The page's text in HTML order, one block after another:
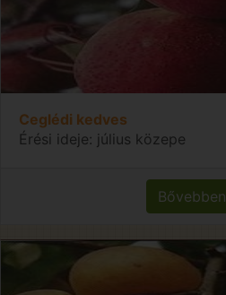
Ceglédi kedves
Érési ideje: július közepe
Bővebben